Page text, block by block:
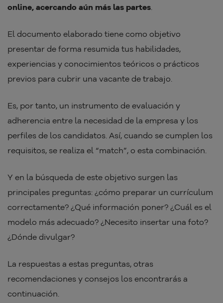
online, acercando aún más las partes
El documento elaborado tiene como objetivo
presentar de forma resumida tus habilidades,
experiencias y conocimientos teóricos o prácticos
previos para cubrir una vacante de trabajo.
Es, por tanto, un instrumento de evaluación y
adherencia entre la necesidad de la empresa y los
perfiles de los candidatos. Así, cuando se cumplen los
requisitos, se realiza el “match”, o esta combinación.
Y en la búsqueda de este objetivo surgen las
principales preguntas: ¿cómo preparar un currículum
correctamente? ¿Qué información poner? ¿Cuál es el
modelo más adecuado? ¿Necesito insertar una foto?
¿Dónde divulgar?
La respuestas a estas preguntas, otras
recomendaciones y consejos los encontrarás a
continuación.